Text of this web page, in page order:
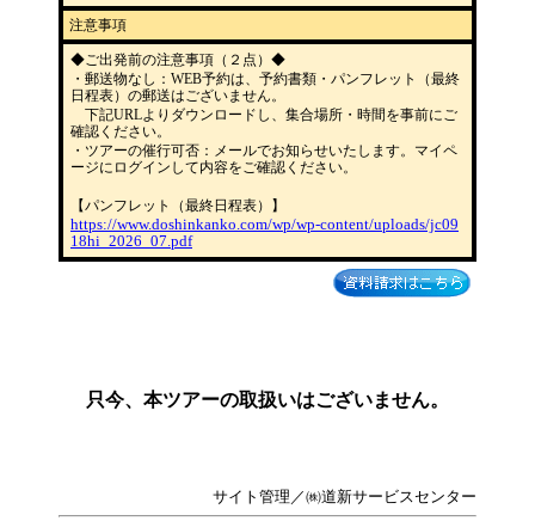
注意事項
◆ご出発前の注意事項（２点）◆
・郵送物なし：WEB予約は、予約書類・パンフレット（最終
日程表）の郵送はございません。
下記URLよりダウンロードし、集合場所・時間を事前にご
確認ください。
・ツアーの催行可否：メールでお知らせいたします。マイペ
ージにログインして内容をご確認ください。
【パンフレット（最終日程表）】
https://www.doshinkanko.com/wp/wp-content/uploads/jc09
18hi_2026_07.pdf
只今、本ツアーの取扱いはございません。
サイト管理／㈱道新サービスセンター